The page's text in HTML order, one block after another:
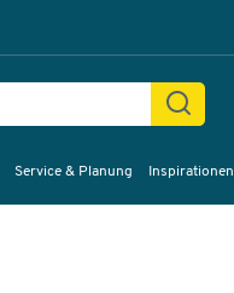
Service & Planung Inspirationen
Bilder Videos